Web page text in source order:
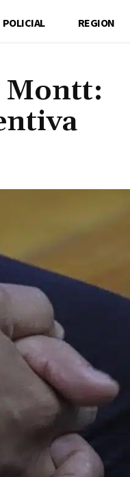
POLICIAL REGION
Montt: